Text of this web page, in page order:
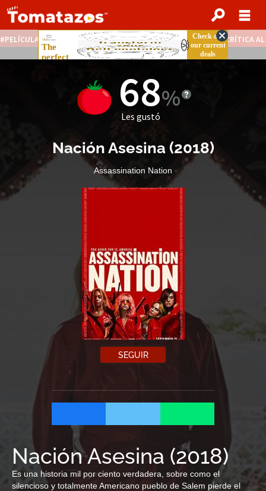
PELÍCULAS STREAMING GRATIS NOTICIAS DESTACADAS CRÍTICA
68
Les gustó
Nación Asesina (2018)
Assassination Nation
SEGUIR
Nación Asesina (2018)
Es una historia mil por ciento verdadera, sobre como el
silencioso y totalmente Americano pueblo de Salem pierde el